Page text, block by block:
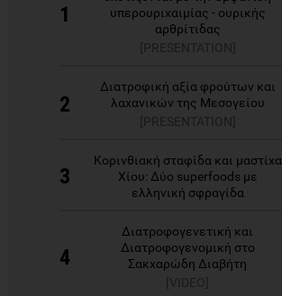
1
υπερουριχαιμίας - ουρικής
αρθρίτιδας
[PRESENTATION]
2
Διατροφική αξία φρούτων και
λαχανικών της Μεσογείου
[PRESENTATION]
3
Κορινθιακή σταφίδα και μαστίχα
Χίου: Δύο superfoods με
ελληνική σφραγίδα
4
Διατροφογενετική και
Διατροφογενομική στο
Σακχαρώδη Διαβήτη
[VIDEO]